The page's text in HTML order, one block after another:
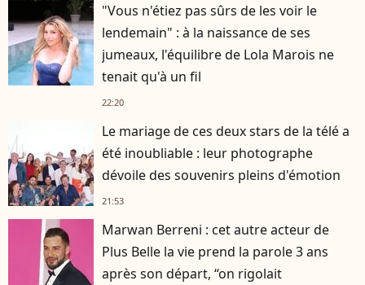
"Vous n'étiez pas sûrs de les voir le
lendemain" : à la naissance de ses
jumeaux, l'équilibre de Lola Marois ne
tenait qu'à un fil
22:20
Le mariage de ces deux stars de la télé a
été inoubliable : leur photographe
dévoile des souvenirs pleins d'émotion
21:53
Marwan Berreni : cet autre acteur de
Plus Belle la vie prend la parole 3 ans
après son départ, “on rigolait